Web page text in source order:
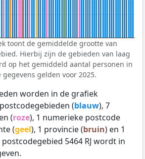
toont de gemiddelde grootte van
Hierbij zijn de gebieden van laag
op het gemiddeld aantal personen in
gelden voor 2025.
worden in de grafiek
(blauw), 7
(roze), 1 numerieke postcode
(geel), 1 provincie (bruin) en 1
postcodegebied 5464 RJ wordt in